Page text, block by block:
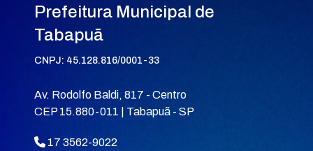
Prefeitura Municipal de
Tabapuã
CNPJ: 45.128.816/0001-33
Av. Rodolfo Baldi, 817 - Centro
CEP 15.880-011 | Tabapuã - SP
17 3562-9022